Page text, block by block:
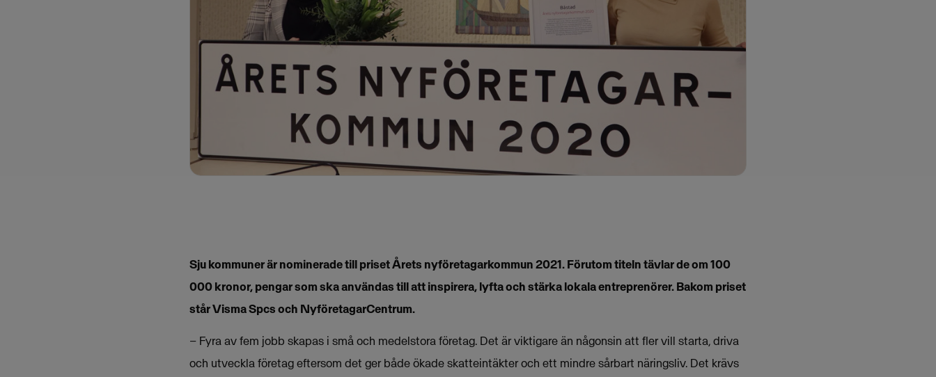
Sju kommuner är nominerade till priset Årets nyföretagarkommun 2021. Förutom titeln tävlar de om 100
000 kronor, pengar som ska användas till att inspirera, lyfta och stärka lokala entreprenörer. Bakom priset
står Visma Spcs och NyföretagarCentrum.
– Fyra av fem jobb skapas i små och medelstora företag. Det är viktigare än någonsin att fler vill starta, driva
och utveckla företag eftersom det ger både ökade skatteintäkter och ett mindre sårbart näringsliv. Det krävs